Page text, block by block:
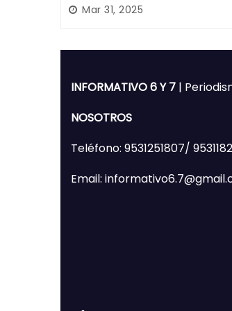
de Huajuapan de León
Mar 31, 2025
INFORMATIVO 6 Y 7 |
NOSOTROS
Teléfono: 9531251807/
Email: